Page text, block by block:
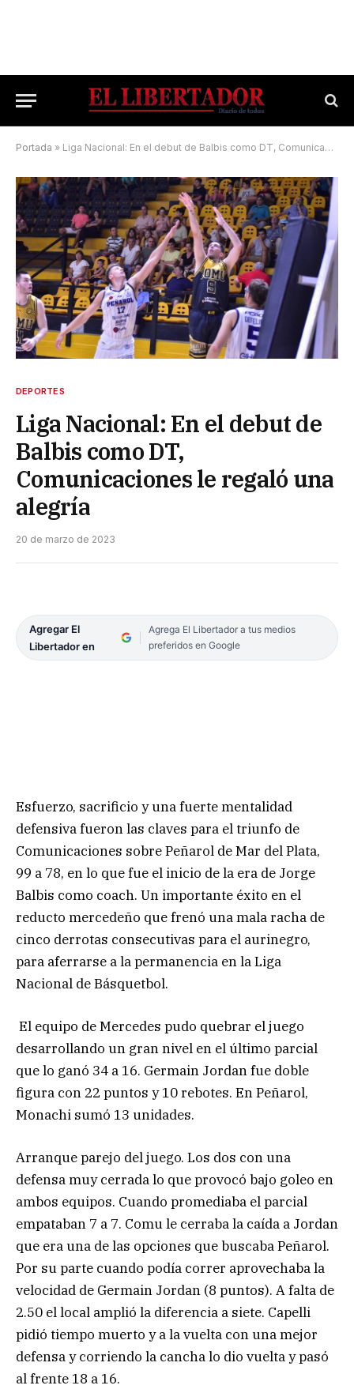
Portada » Liga Nacional: En el debut de Balbis como DT, Comunicaciones le regaló una alegría
DEPORTES
Liga Nacional: En el debut de
Balbis como DT,
Comunicaciones le regaló una
alegría
20 de marzo de 2023
Agregar El
Libertador en
Agrega El Libertador a tus medios
preferidos en Google
Esfuerzo, sacrificio y una fuerte mentalidad
defensiva fueron las claves para el triunfo de
Comunicaciones sobre Peñarol de Mar del Plata,
99 a 78, en lo que fue el inicio de la era de Jorge
Balbis como coach. Un importante éxito en el
reducto mercedeño que frenó una mala racha de
cinco derrotas consecutivas para el aurinegro,
para aferrarse a la permanencia en la Liga
Nacional de Básquetbol.
El equipo de Mercedes pudo quebrar el juego
desarrollando un gran nivel en el último parcial
que lo ganó 34 a 16. Germain Jordan fue doble
figura con 22 puntos y 10 rebotes. En Peñarol,
Monachi sumó 13 unidades.
Arranque parejo del juego. Los dos con una
defensa muy cerrada lo que provocó bajo goleo en
ambos equipos. Cuando promediaba el parcial
empataban 7 a 7. Comu le cerraba la caída a Jordan
que era una de las opciones que buscaba Peñarol.
Por su parte cuando podía correr aprovechaba la
velocidad de Germain Jordan (8 puntos). A falta de
2.50 el local amplió la diferencia a siete. Capelli
pidió tiempo muerto y a la vuelta con una mejor
defensa y corriendo la cancha lo dio vuelta y pasó
al frente 18 a 16.